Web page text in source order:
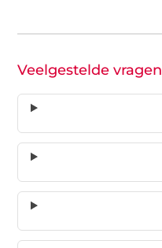
Veelgestelde vragen